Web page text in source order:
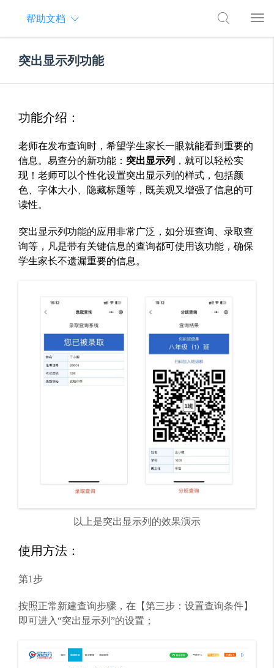
帮助文档
突出显示列功能
功能介绍：
老师在发布查询时，希望学生家长一眼就能看到重要的
信息。 易查分的新功能： 突出显示列 ，就可以轻松实
现！老师可以个性化设置突出显示列的样式，包括颜
色、字体大小、隐藏标题等，既美观又增强了信息的可
读性。
突出显示列功能的应用非常广泛，如分班查询、录取查
询等，凡是带有关键信息的查询都可使用该功能，确保
学生家长不遗漏重要的信息。
以上是突出显示列的效果演示
使用方法：
第1步
按照正常新建查询步骤，在【第三步：设置查询条件】
即可进入“突出显示列”的设置；